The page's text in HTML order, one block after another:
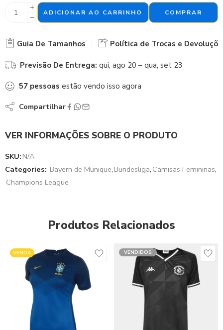
ADICIONAR AO CARRINHO COMPRAR
Guia De Tamanhos Política de Trocas e
Previsão De Entrega: qui, ago 20 – qua, set 23
57 pessoas estão vendo isso agora
Compartilhar
VER INFORMAÇÕES SOBRE O PRODUTO
SKU: N/A
Categories: Bayern de Munique, Bundesliga, Camisas Femininas,
Champions League
Produtos Relacionados
VENDA VENDIDOS